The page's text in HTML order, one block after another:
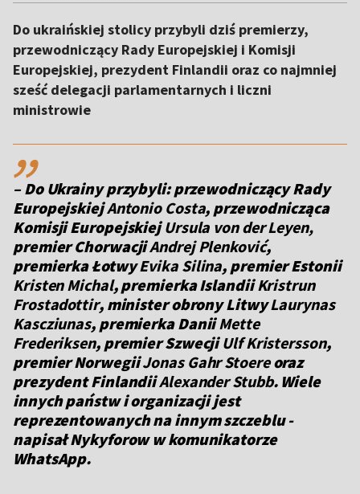
Do ukraińskiej stolicy przybyli dziś premierzy,
przewodniczący Rady Europejskiej i Komisji
Europejskiej, prezydent Finlandii oraz co najmniej
sześć delegacji parlamentarnych i liczni
ministrowie
,,
– Do Ukrainy przybyli: przewodniczący Rady
EuropejskiejAntonio Costa, przewodnicząca
Komisji EuropejskiejUrsula von der Leyen,
premier ChorwacjiAndrej Plenković,
premierka ŁotwyEvika Silina, premier Estonii
Kristen Michal, premierka IslandiiKristrun
Frostadottir, minister obrony LitwyLaurynas
Kascziunas, premierka DaniiMette
Frederiksen, premier SzwecjiUlf Kristersson,
premier NorwegiiJonas Gahr Stoereoraz
prezydent FinlandiiAlexander Stubb. Wiele
innych państw i organizacji jest
reprezentowanych na innym szczeblu -
napisał Nykyforow w komunikatorze
WhatsApp.